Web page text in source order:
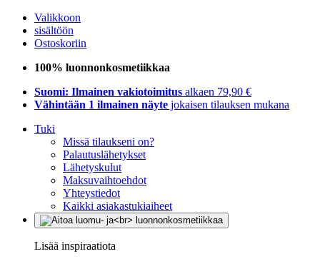
Valikkoon
sisältöön
Ostoskoriin
100% luonnonkosmetiikkaa
Suomi: Ilmainen vakiotoimitus alkaen 79,90 €
Vähintään 1 ilmainen näyte jokaisen tilauksen mukana
Tuki
Missä tilaukseni on?
Palautuslähetykset
Lähetyskulut
Maksuvaihtoehdot
Yhteystiedot
Kaikki asiakastukiaiheet
Lisää inspiraatiota